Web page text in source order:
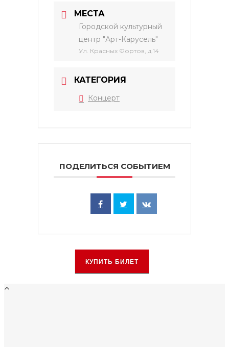
МЕСТА
Городской культурный
центр "Арт-Карусель"
Ул. Красных Фортов, д.14
КАТЕГОРИЯ
Концерт
ПОДЕЛИТЬСЯ СОБЫТИЕМ
КУПИТЬ БИЛЕТ